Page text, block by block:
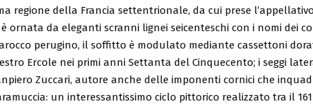
regione della Francia settentrionale, da cui prese
ornata da eleganti scranni lignei seicenteschi con i nomi dei
perugino, il soffitto è modulato mediante cassettoni
Ercole nei primi anni Settanta del Cinquecento; i seggi
Zuccari, autore anche delle imponenti cornici che
un interessantissimo ciclo pittorico realizzato tra il